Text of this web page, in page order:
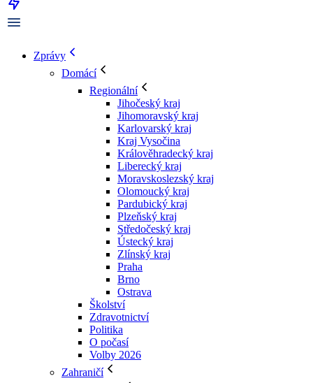
Zprávy
Domácí
Regionální
Jihočeský kraj
Jihomoravský kraj
Karlovarský kraj
Kraj Vysočina
Králověhradecký kraj
Liberecký kraj
Moravskoslezský kraj
Olomoucký kraj
Pardubický kraj
Plzeňský kraj
Středočeský kraj
Ústecký kraj
Zlínský kraj
Praha
Brno
Ostrava
Školství
Zdravotnictví
Politika
O počasí
Volby 2026
Zahraničí